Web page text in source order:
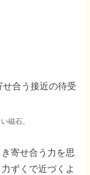
磁石。
寄せ合う力を思
ずくで近づくよ